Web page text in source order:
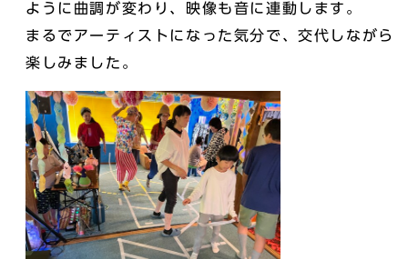
ように曲調が変わり、映像も音に連動します。
まるでアーティストになった気分で、交代しながら
楽しみました。